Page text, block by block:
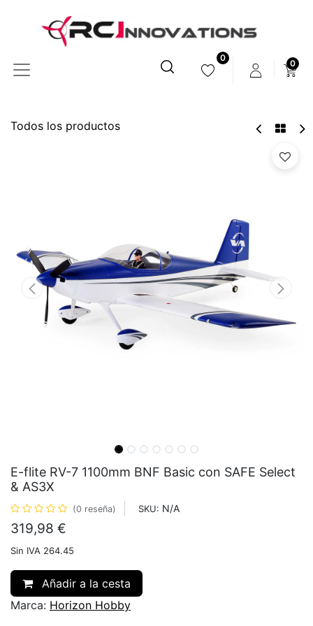
0
0
Todos los productos
E-flite RV-7 1100mm BNF Basic con SAFE Select
& AS3X
(0 reseña) SKU: N/A
319,98 €
Sin IVA 264.45
Añadir a la cesta
Marca: Horizon Hobby